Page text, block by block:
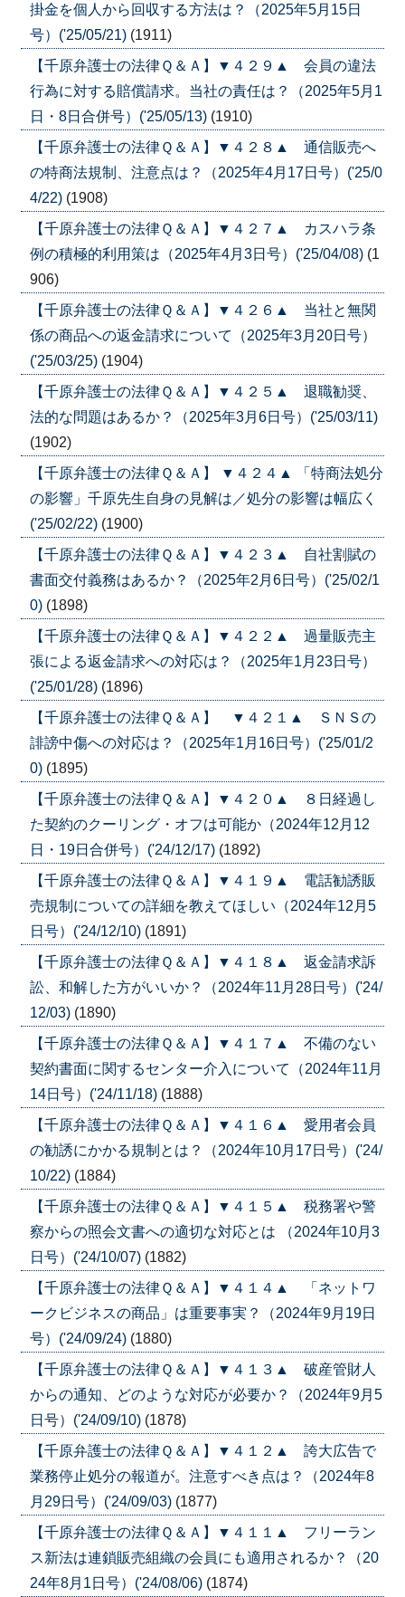
掛金を個人から回収する方法は？（2025年5月15日
号）('25/05/21) (1911)
【千原弁護士の法律Ｑ＆Ａ】▼４２９▲ 会員の違法
行為に対する賠償請求。当社の責任は？（2025年5月1
日・8日合併号）('25/05/13) (1910)
【千原弁護士の法律Ｑ＆Ａ】▼４２８▲ 通信販売へ
の特商法規制、注意点は？（2025年4月17日号）('25/0
4/22) (1908)
【千原弁護士の法律Ｑ＆Ａ】▼４２７▲ カスハラ条
例の積極的利用策は（2025年4月3日号）('25/04/08) (1
906)
【千原弁護士の法律Ｑ＆Ａ】▼４２６▲ 当社と無関
係の商品への返金請求について（2025年3月20日号）
('25/03/25) (1904)
【千原弁護士の法律Ｑ＆Ａ】▼４２５▲ 退職勧奨、
法的な問題はあるか？（2025年3月6日号）('25/03/11)
(1902)
【千原弁護士の法律Ｑ＆Ａ】 ▼４２４▲ 「特商法処分
の影響」千原先生自身の見解は／処分の影響は幅広く
('25/02/22) (1900)
【千原弁護士の法律Ｑ＆Ａ】▼４２３▲ 自社割賦の
書面交付義務はあるか？（2025年2月6日号）('25/02/1
0) (1898)
【千原弁護士の法律Ｑ＆Ａ】▼４２２▲ 過量販売主
張による返金請求への対応は？（2025年1月23日号）
('25/01/28) (1896)
【千原弁護士の法律Ｑ＆Ａ】 ▼４２１▲ ＳＮＳの
誹謗中傷への対応は？（2025年1月16日号）('25/01/2
0) (1895)
【千原弁護士の法律Ｑ＆Ａ】▼４２０▲ ８日経過し
た契約のクーリング・オフは可能か（2024年12月12
日・19日合併号）('24/12/17) (1892)
【千原弁護士の法律Ｑ＆Ａ】▼４１９▲ 電話勧誘販
売規制についての詳細を教えてほしい（2024年12月5
日号）('24/12/10) (1891)
【千原弁護士の法律Ｑ＆Ａ】▼４１８▲ 返金請求訴
訟、和解した方がいいか？（2024年11月28日号）('24/
12/03) (1890)
【千原弁護士の法律Ｑ＆Ａ】▼４１７▲ 不備のない
契約書面に関するセンター介入について（2024年11月
14日号）('24/11/18) (1888)
【千原弁護士の法律Ｑ＆Ａ】▼４１６▲ 愛用者会員
の勧誘にかかる規制とは？（2024年10月17日号）('24/
10/22) (1884)
【千原弁護士の法律Ｑ＆Ａ】▼４１５▲ 税務署や警
察からの照会文書への適切な対応とは （2024年10月3
日号）('24/10/07) (1882)
【千原弁護士の法律Ｑ＆Ａ】▼４１４▲ 「ネットワ
ークビジネスの商品」は重要事実？（2024年9月19日
号）('24/09/24) (1880)
【千原弁護士の法律Ｑ＆Ａ】▼４１３▲ 破産管財人
からの通知、どのような対応が必要か？（2024年9月5
日号）('24/09/10) (1878)
【千原弁護士の法律Ｑ＆Ａ】▼４１２▲ 誇大広告で
業務停止処分の報道が。注意すべき点は？（2024年8
月29日号）('24/09/03) (1877)
【千原弁護士の法律Ｑ＆Ａ】▼４１１▲ フリーラン
ス新法は連鎖販売組織の会員にも適用されるか？（20
24年8月1日号）('24/08/06) (1874)